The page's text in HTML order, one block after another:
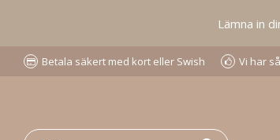
Lämna in
Betala säkert med kort eller Swish Vi har